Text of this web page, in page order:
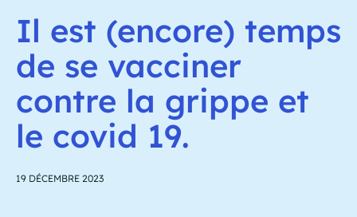
d'Ariane
Il est (encore) temps
de se vacciner
contre la grippe et
le covid 19.
19 DÉCEMBRE 2023